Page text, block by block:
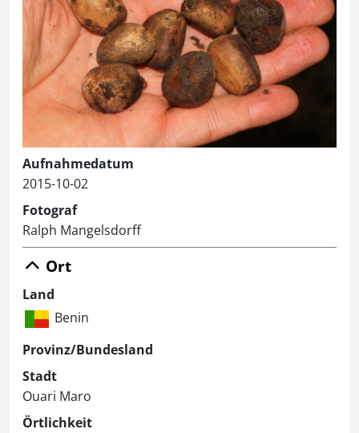
Aufnahmedatum
2015-10-02
Fotograf
Ralph Mangelsdorff
Ort
Land
Benin
Provinz/Bundesland
Stadt
Ouari Maro
Örtlichkeit